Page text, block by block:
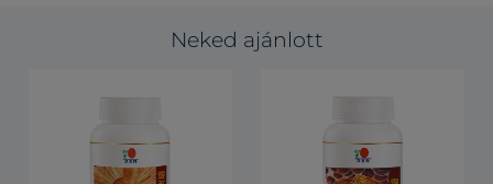
Neked ajánlott